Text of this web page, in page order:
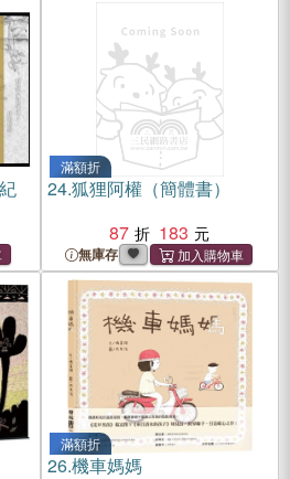
滿額折
24.狐狸阿權（簡體書）
87
183
無庫存
滿額折
26.機車媽媽